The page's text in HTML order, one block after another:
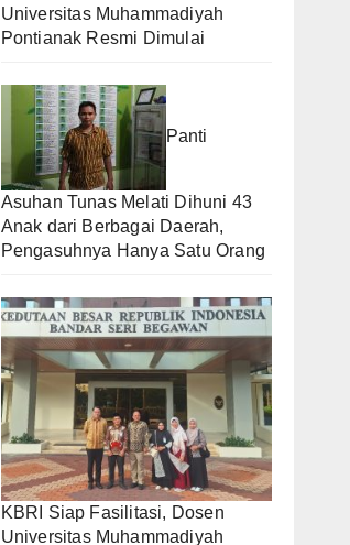
Universitas Muhammadiyah
Pontianak Resmi Dimulai
Panti
Asuhan Tunas Melati Dihuni 43
Anak dari Berbagai Daerah,
Pengasuhnya Hanya Satu Orang
KBRI Siap Fasilitasi, Dosen
Universitas Muhammadiyah